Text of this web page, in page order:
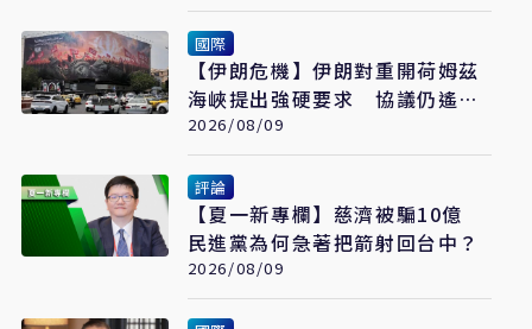
國際
【伊朗危機】伊朗對重開荷姆茲
海峽提出強硬要求 協議仍遙不
可及
2026/08/09
評論
【夏一新專欄】慈濟被騙10億
民進黨為何急著把箭射回台中？
2026/08/09